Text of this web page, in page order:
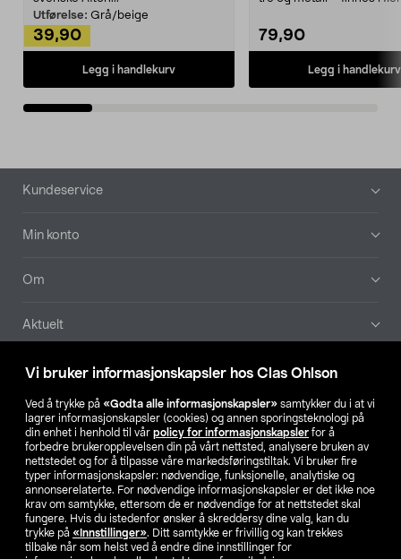
Vi bruker informasjonskapsler hos Clas Ohlson
Ved å trykke på «Godta alle informasjonskapsler» samtykker du i at vi
lagrer informasjonskapsler (cookies) og annen sporingsteknologi på
din enhet i henhold til vår policy for informasjonskapsler for å
forbedre brukeropplevelsen din på vårt nettsted, analysere bruken av
nettstedet og for å tilpasse våre markedsføringstiltak. Vi bruker fire
typer informasjonskapsler: nødvendige, funksjonelle, analytiske og
annonserelaterte. For nødvendige informasjonskapsler er det ikke noe
krav om samtykke, ettersom de er nødvendige for at nettstedet skal
fungere. Hvis du istedenfor ønsker å skreddersy dine valg, kan du
trykke på «Innstillinger». Ditt samtykke er frivillig og kan trekkes
tilbake når som helst ved å endre dine innstillinger for
Utførelse: Grå/beige
39,90
Legg i handlekurv
79,90
Legg i handlekurv
Bunntekst
Kundeservice
Min konto
Om
Aktuelt
Våre selskaper
Finn din butikk
SE NO FI